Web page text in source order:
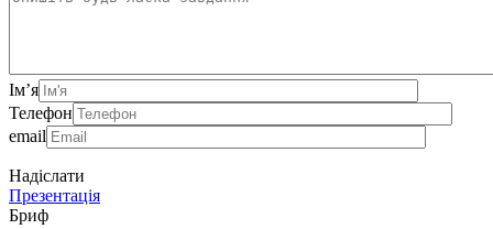
Ім’я
Телефон
email
Надіслати
Презентація
Бриф